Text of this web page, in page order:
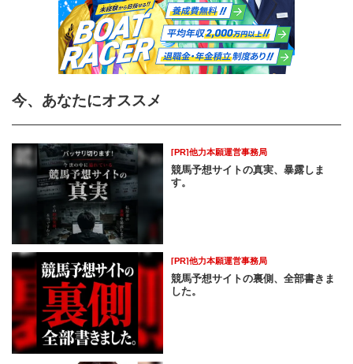
今、あなたにオススメ
[PR]他力本願運営事務局
競馬予想サイトの真実、暴露しま
す。
[PR]他力本願運営事務局
競馬予想サイトの裏側、全部書きま
した。